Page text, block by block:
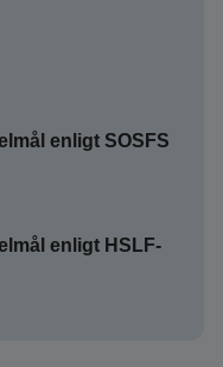
enligt SOSFS
enligt HSLF-